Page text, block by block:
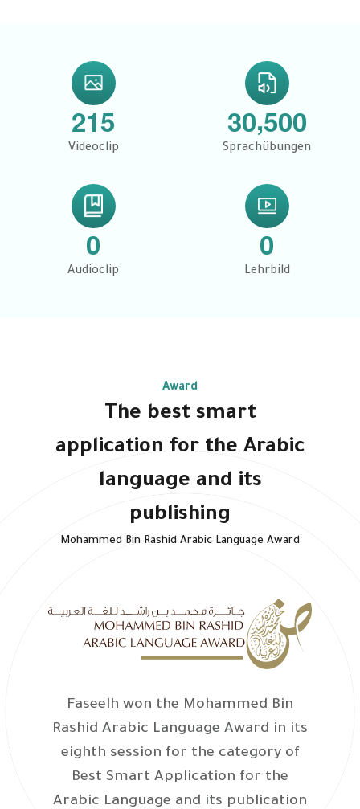
215
Videoclip
30,500
Sprachübungen
0
Audioclip
0
Lehrbild
Award
The best smart
application for the Arabic
language and its
publishing
Mohammed Bin Rashid Arabic Language Award
Faseelh won the Mohammed Bin
Rashid Arabic Language Award in its
eighth session for the category of
Best Smart Application for the
Arabic Language and its publication